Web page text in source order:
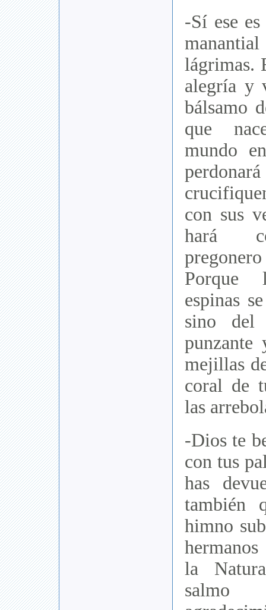
-Sí ese
lágrimas.
alegría y
bálsamo
que
mundo
con sus
hará
Porque
espinas
sino del
mejillas
coral de
las
-Dios te
con tus
has
también
himno
la
salmo